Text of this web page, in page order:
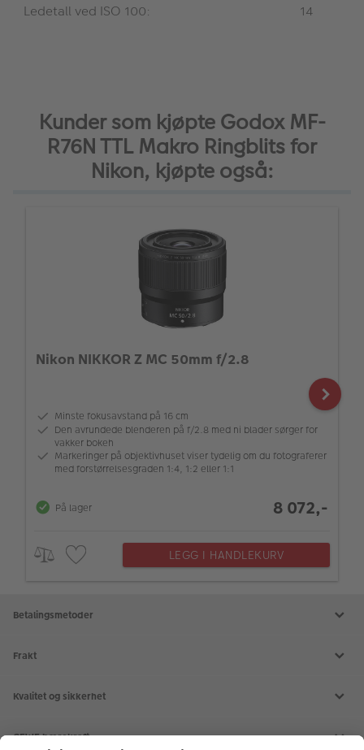
Ledetall ved ISO 100:
14
Kunder som kjøpte Godox MF-
R76N TTL Makro Ringblits for
Nikon, kjøpte også:
Nikon NIKKOR Z MC 50mm f/2.8
Minste fokusavstand på 16 cm
Den avrundede blenderen på f/2.8 med ni blader sørger for
vakker bokeh
Markeringer på objektivhuset viser tydelig om du fotograferer
med forstørrelsesgraden 1:4, 1:2 eller 1:1
På lager 8 072,-
LEGG I HANDLEKURV
Betalingsmetoder
Frakt
Kvalitet og sikkerhet
CEWE bærekraft